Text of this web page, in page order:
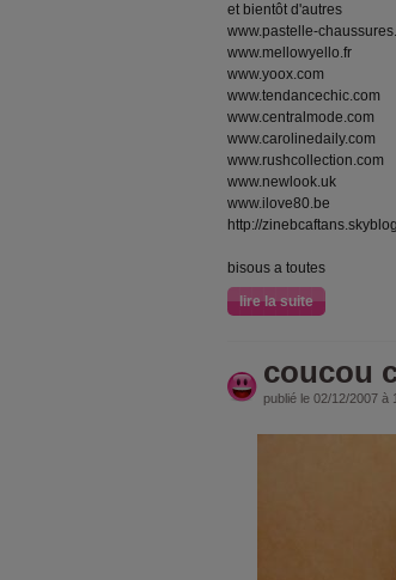
et bientôt d'autres
www.pastelle-
www.mellowyello.fr
www.yoox.com
www.tendancechic.com
www.centralmode.com
www.carolinedaily.com
www.rushcollection.com
www.newlook.uk
www.ilove80.be
http://
bisous a toutes
lire la suite
coucou
publié le 02/12/2007 à